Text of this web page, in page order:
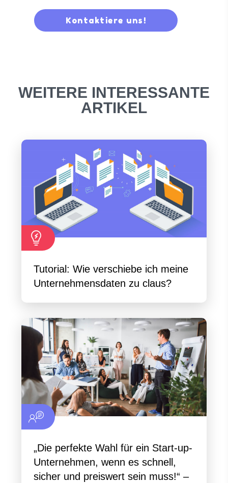
Kontaktiere uns!
WEITERE INTERESSANTE
ARTIKEL
Tutorial: Wie verschiebe ich meine
Unternehmensdaten zu claus?
„Die perfekte Wahl für ein Start-up-
Unternehmen, wenn es schnell,
sicher und preiswert sein muss!“ –